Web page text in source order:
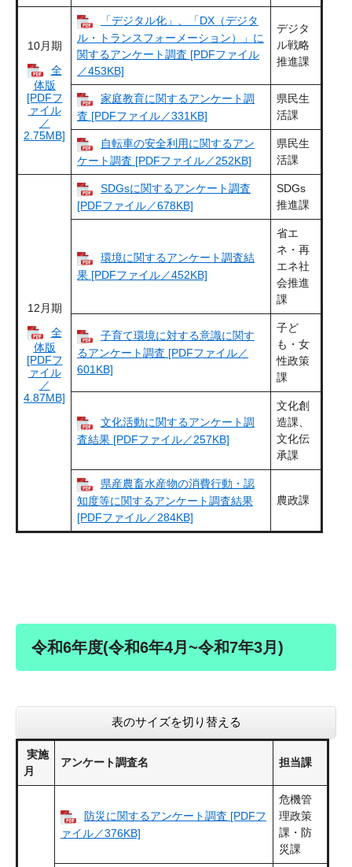
10月期
全
体版
[PDFフ
ァイル
／
2.75MB]
「デジタル化」、「DX（デジタ
ル・トランスフォーメーション）」に
関するアンケート調査 [PDFファイル
／453KB]
デジタ
ル戦略
推進課
家庭教育に関するアンケート調
査 [PDFファイル／331KB]
県民生
活課
自転車の安全利用に関するアン
ケート調査 [PDFファイル／252KB]
県民生
活課
12月期
全
体版
[PDFフ
ァイル
／
4.87MB]
SDGsに関するアンケート調査
[PDFファイル／678KB]
SDGs
推進課
環境に関するアンケート調査結
果 [PDFファイル／452KB]
省エ
ネ・再
エネ社
会推進
課
子育て環境に対する意識に関す
るアンケート調査 [PDFファイル／
601KB]
子ど
も・女
性政策
課
文化活動に関するアンケート調
査結果 [PDFファイル／257KB]
文化創
造課、
文化伝
承課
県産農畜水産物の消費行動・認
知度等に関するアンケート調査結果
[PDFファイル／284KB]
農政課
令和6年度(令和6年4月~令和7年3月)
表のサイズを切り替える
実施
月
アンケート調査名 担当課
防災に関するアンケート調査 [PDFフ
ァイル／376KB]
危機管
理政策
課・防
災課